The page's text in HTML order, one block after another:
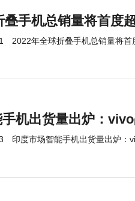
叠手机总销量将首度
2022年全球折叠手机总销量将
机出货量出炉：
印度市场智能手机出货量出炉：